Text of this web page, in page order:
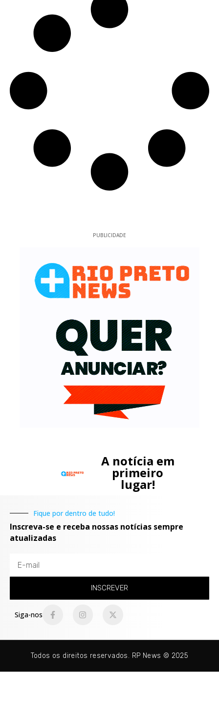
PUBLICIDADE
A notícia em
primeiro
lugar!
Fique por dentro de tudo!
Inscreva-se e receba nossas notícias sempre
atualizadas
INSCREVER
Siga-nos
Todos os direitos reservados. RP News © 2025